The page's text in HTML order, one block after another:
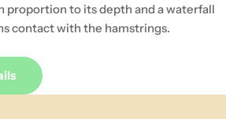
proportion to its depth and a waterfall
contact with the hamstrings.